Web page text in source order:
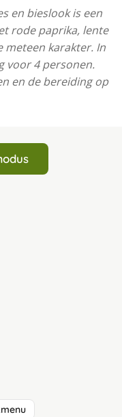
en bieslook is een
rode paprika, lente
meteen karakter. In
voor 4 personen.
en de bereiding op